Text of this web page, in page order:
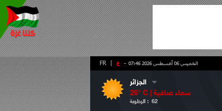
- ع FR الخميس 06 أغسطس 2026 07:46
الجزائر
26° C | سماء صافية
الرطوبة : 62